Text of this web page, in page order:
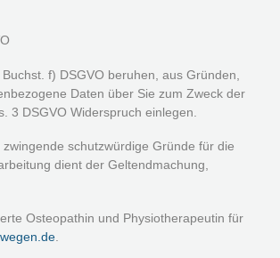
f) DSGVO beruhen, aus Gründen,
Daten über Sie zum Zweck der
3 DSGVO Widerspruch einlegen.
schutzwürdige Gründe für die
dient der Geltendmachung,
Osteopathin und Physiotherapeutin für
.